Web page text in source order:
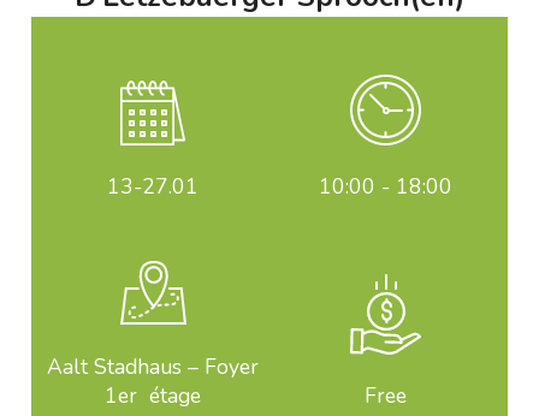
13-27.01 10:00 - 18:00
Aalt Stadhaus – Foyer
1er étage
Free